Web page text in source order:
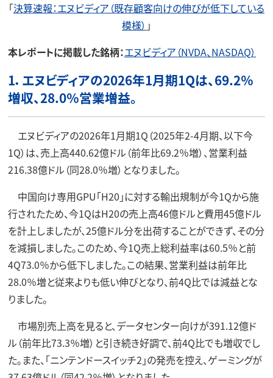
「決算速報：エヌビディア（既存顧客向けの伸びが低下している
模様） 」
本レポートに掲載した銘柄：エヌビディア（NVDA、NASDAQ）
1．エヌビディアの2026年1月期1Qは、69.2％
増収、28.0％営業増益。
エヌビディアの2026年1月期1Q（2025年2-4月期、以下今
1Q）は、売上高440.62億ドル（前年比69.2％増）、営業利益
216.38億ドル（同28.0％増）となりました。
中国向け専用GPU「H20」に対する輸出規制が今1Qから施
行されたため、今1QはH20の売上高46億ドルと費用45億ドル
を計上しましたが、25億ドル分を出荷することができず、その分
を減損しました。このため、今1Q売上総利益率は60.5％と前
4Q73.0％から低下しました。この結果、営業利益は前年比
28.0％増と従来よりも低い伸びとなり、前4Q比では減益とな
りました。
市場別売上高を見ると、データセンター向けが391.12億ド
ル（前年比73.3％増）と引き続き好調で、前4Q比でも増収でし
た。また、「ニンテンドースイッチ2」の発売を控え、ゲーミングが